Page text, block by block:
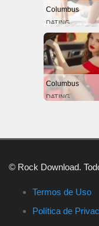
Columbus
DATING
Columbus
DATING
© Rock Download.
Termos de Uso
Política de